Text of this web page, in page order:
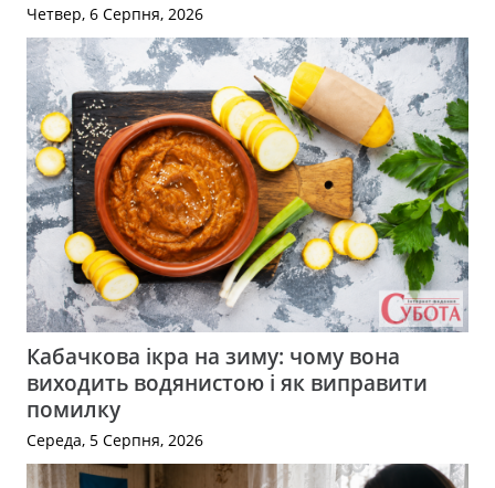
Четвер, 6 Серпня, 2026
Кабачкова ікра на зиму: чому вона
виходить водянистою і як виправити
помилку
Середа, 5 Серпня, 2026